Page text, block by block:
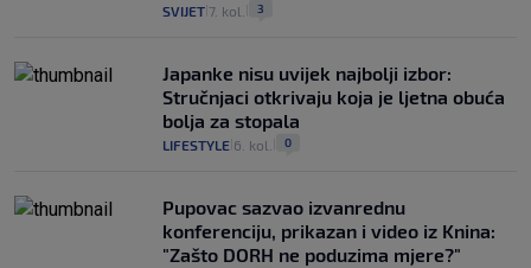
SVIJET 7. kol. 3
Japanke nisu uvijek najbolji izbor:
Stručnjaci otkrivaju koja je ljetna obuća
bolja za stopala
LIFESTYLE 6. kol. 0
Pupovac sazvao izvanrednu
konferenciju, prikazan i video iz Knina:
"Zašto DORH ne poduzima mjere?"